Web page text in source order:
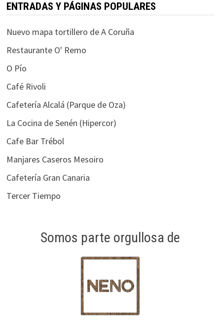
ENTRADAS Y PÁGINAS POPULARES
Nuevo mapa tortillero de A Coruña
Restaurante O' Remo
O Pío
Café Rivoli
Cafetería Alcalá (Parque de Oza)
La Cocina de Senén (Hipercor)
Cafe Bar Trébol
Manjares Caseros Mesoiro
Cafetería Gran Canaria
Tercer Tiempo
Somos parte orgullosa de